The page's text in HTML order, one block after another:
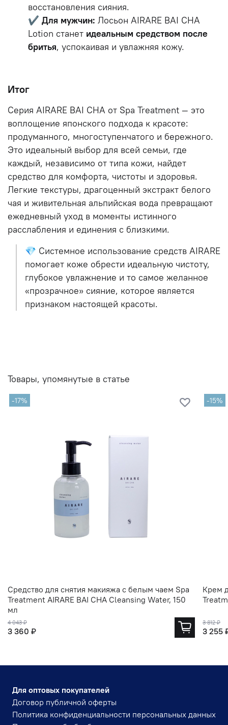
восстановления сияния.
✔️ Для мужчин: Лосьон AIRARE BAI CHA
Lotion станет идеальным средством после
бритья, успокаивая и увлажняя кожу.
Итог
Серия AIRARE BAI CHA от Spa Treatment — это
воплощение японского подхода к красоте:
продуманного, многоступенчатого и бережного.
Это идеальный выбор для всей семьи, где
каждый, независимо от типа кожи, найдет
средство для комфорта, чистоты и здоровья.
Легкие текстуры, драгоценный экстракт белого
чая и живительная альпийская вода превращают
ежедневный уход в моменты истинного
расслабления и единения с близкими.
💎 Системное использование средств AIRARE
помогает коже обрести идеальную чистоту,
глубокое увлажнение и то самое желанное
«прозрачное» сияние, которое является
признаком настоящей красоты.
Товары, упомянутые в статье
-17%
Средство для снятия макияжа с белым чаем Spa
Treatment AIRARE BAI CHA Cleansing Water, 150
мл
4 043 ₽
3 360 ₽
-15%
Крем
3 812 ₽
3 255
Для оптовых покупателей
Договор публичной оферты
Политика конфиденциальности персональных данных